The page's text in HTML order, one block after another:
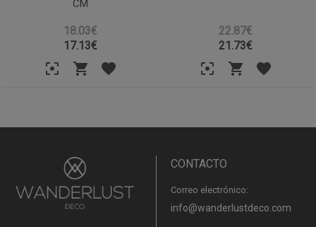
CM
18.03€
17.13€
22.87€
21.73€
CONTACTO
Correo electrónico:
info@wanderlustdeco.com